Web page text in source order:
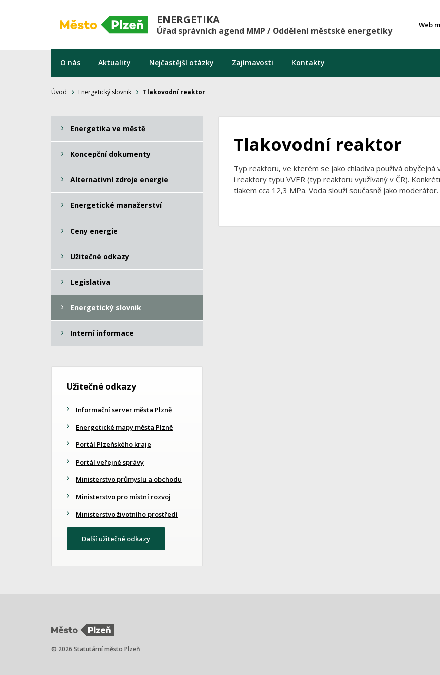
ENERGETIKA
Úřad správních agend MMP / Oddělení městské energetiky
Web
O nás Aktuality Nejčastější otázky Zajímavosti Kontakty
Úvod Energetický slovnik Tlakovodní reaktor
Tlakovodní reaktor
Typ reaktoru, ve kterém se jako chladiva používá
i reaktory typu VVER (typ reaktoru využívaný v ČR).
tlakem cca 12,3 MPa. Voda slouží současně jako moderátor.
Energetika ve městě
Koncepční dokumenty
Alternativní zdroje energie
Energetické manažerství
Ceny energie
Užitečné odkazy
Legislativa
Energetický slovnik
Interní informace
Užitečné odkazy
Informační server města Plzně
Energetické mapy města Plzně
Portál Plzeňského kraje
Portál veřejné správy
Ministerstvo průmyslu a obchodu
Ministerstvo pro místní rozvoj
Ministerstvo životního prostředí
Další užitečné odkazy
© 2026 Statutární město Plzeň